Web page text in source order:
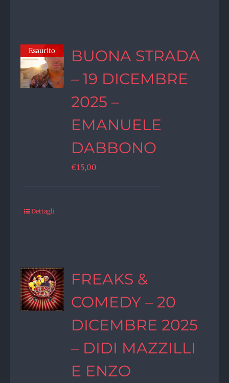
Esaurito
BUONA STRADA
– 19 DICEMBRE
2025 –
EMANUELE
DABBONO
€15,00
Dettagli
FREAKS &
COMEDY – 20
DICEMBRE 2025
– DIDI MAZZILLI
E ENZO